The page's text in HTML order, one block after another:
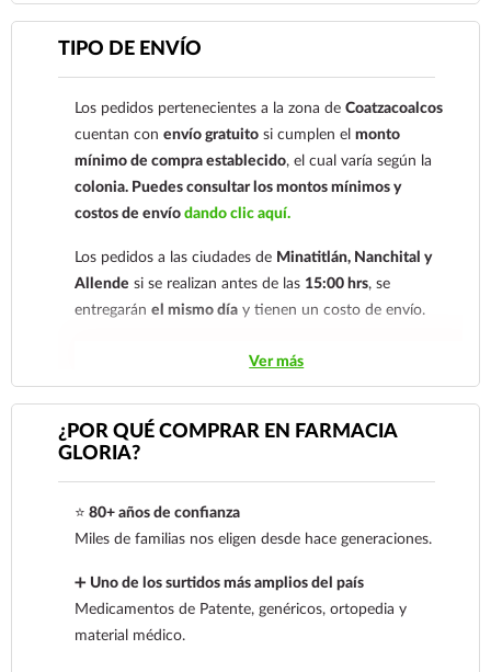
nuestro
921 261 8491
Para esta forma de pago el cliente deberá enviar su
comprobante de pago a al siguiente correo
nuestro
921 261 8491
TIPO DE ENVÍO
Los pedidos pertenecientes a la zona deCoatzacoalcos
cuentan conenvío gratuito si cumplen elmonto
mínimo de compra establecido, el cual varía según la
colonia. Puedes consultar los montos mínimos y
costos de envíodando clic aquí.
Los pedidos a las ciudades de Minatitlán, Nanchital y
Allende si se realizan antes de las 15:00 hrs, se
entregaránel mismo día y tienen un costo de envío.
Los pedidos de otras localidades se envían mediante
.Sólo hacemos envíos en el territorio
nacional.
económica. En la tarifa nacional al día siguiente, los
pedidos deben realizarseantes de las 14:00 hrs.El
tiempo de entrega de la tarifa económica es de
días.
En losproductos refrigerados siempre se debe
Ver más
¿POR QUÉ COMPRAR EN FARMACIA
GLORIA?
⭐ 80+ años de confianza
Miles de familias nos eligen desde hace generaciones.
➕ Uno de los surtidos más amplios del país
Medicamentos de Patente, genéricos, ortopedia y
material médico.